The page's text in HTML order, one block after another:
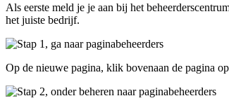
Als eerste meld je je aan bij het
het juiste bedrijf.
Op de nieuwe pagina, klik bovenaan de pagina op